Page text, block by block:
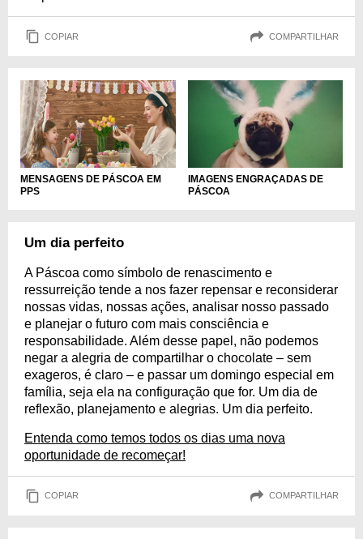
COPIAR COMPARTILHAR
MENSAGENS DE PÁSCOA EM
PPS
IMAGENS ENGRAÇADAS DE
PÁSCOA
Um dia perfeito
A Páscoa como símbolo de renascimento e
ressurreição tende a nos fazer repensar e reconsiderar
nossas vidas, nossas ações, analisar nosso passado
e planejar o futuro com mais consciência e
responsabilidade. Além desse papel, não podemos
negar a alegria de compartilhar o chocolate – sem
exageros, é claro – e passar um domingo especial em
família, seja ela na configuração que for. Um dia de
reflexão, planejamento e alegrias. Um dia perfeito.
Entenda como temos todos os dias uma nova
oportunidade de recomeçar!
COPIAR COMPARTILHAR